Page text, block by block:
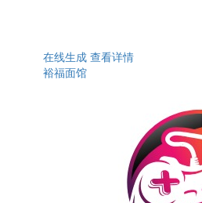
在线生成 查看详情
裕福面馆